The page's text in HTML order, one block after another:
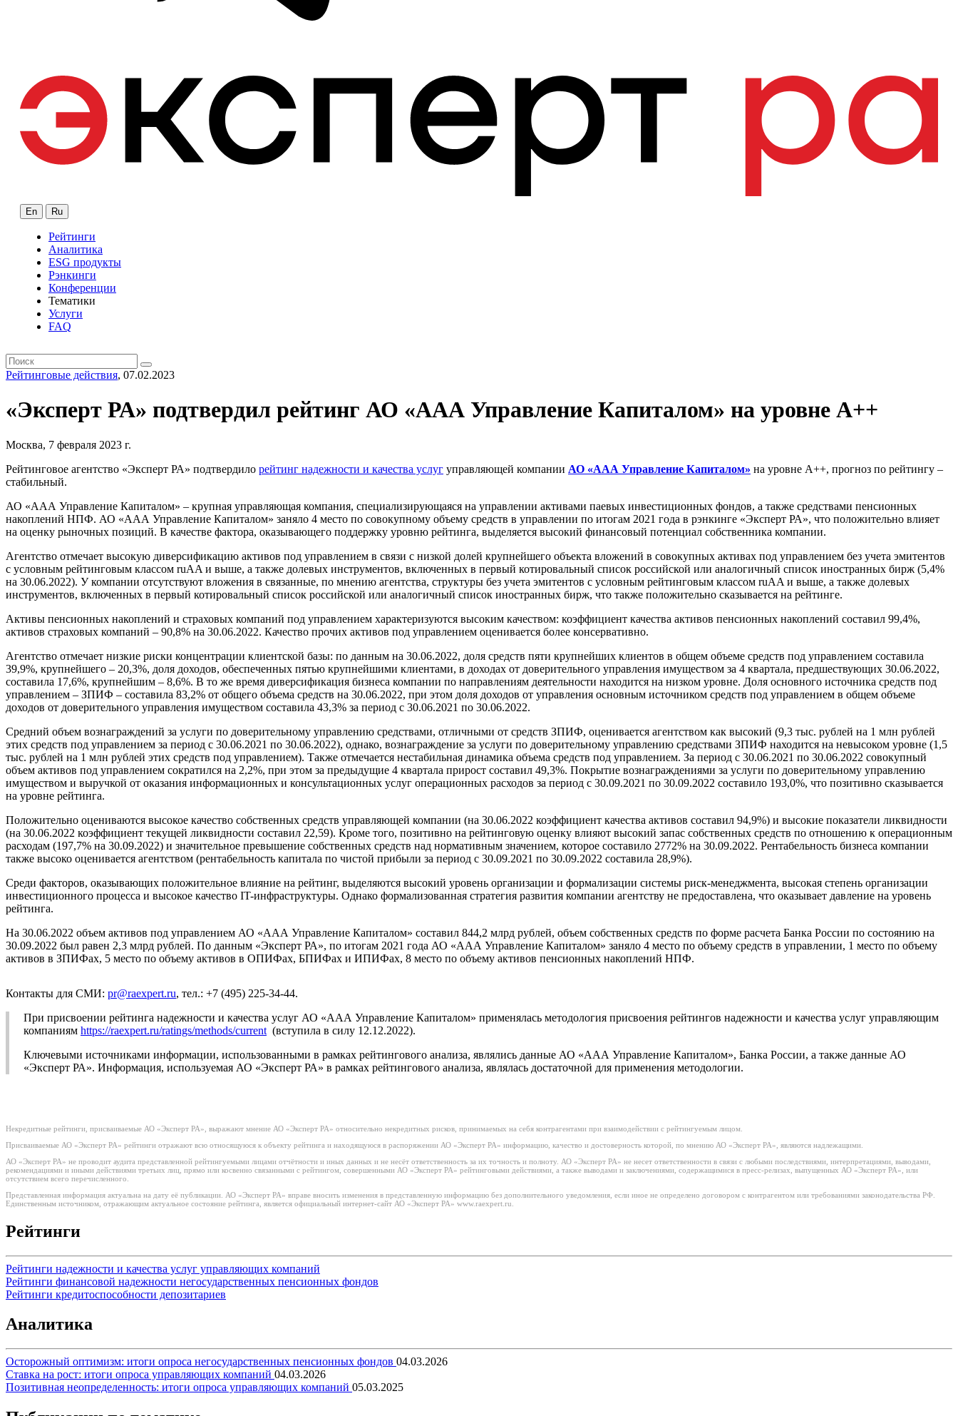
En Ru
Рейтинги
Аналитика
ESG продукты
Рэнкинги
Конференции
Тематики
Услуги
FAQ
Рейтинговые действия, 07.02.2023
«Эксперт РА» подтвердил рейтинг АО «ААА Управление Капиталом» на уровне А++
Москва, 7 февраля 2023 г.
Рейтинговое агентство «Эксперт РА» подтвердило рейтинг надежности и качества услуг управляющей компании АО «ААА Управление Капиталом» на уровне А++, прогноз по рейтингу –
стабильный.
АО «ААА Управление Капиталом» – крупная управляющая компания, специализирующаяся на управлении активами паевых инвестиционных фондов, а также средствами пенсионных
накоплений НПФ. АО «ААА Управление Капиталом» заняло 4 место по совокупному объему средств в управлении по итогам 2021 года в рэнкинге «Эксперт РА», что положительно влияет
на оценку рыночных позиций. В качестве фактора, оказывающего поддержку уровню рейтинга, выделяется высокий финансовый потенциал собственника компании.
Агентство отмечает высокую диверсификацию активов под управлением в связи с низкой долей крупнейшего объекта вложений в совокупных активах под управлением без учета эмитентов
с условным рейтинговым классом ruAA и выше, а также долевых инструментов, включенных в первый котировальный список российской или аналогичный список иностранных бирж (5,4%
на 30.06.2022). У компании отсутствуют вложения в связанные, по мнению агентства, структуры без учета эмитентов с условным рейтинговым классом ruAA и выше, а также долевых
инструментов, включенных в первый котировальный список российской или аналогичный список иностранных бирж, что также положительно сказывается на рейтинге.
Активы пенсионных накоплений и страховых компаний под управлением характеризуются высоким качеством: коэффициент качества активов пенсионных накоплений составил 99,4%,
активов страховых компаний – 90,8% на 30.06.2022. Качество прочих активов под управлением оценивается более консервативно.
Агентство отмечает низкие риски концентрации клиентской базы: по данным на 30.06.2022, доля средств пяти крупнейших клиентов в общем объеме средств под управлением составила
39,9%, крупнейшего ­– 20,3%, доля доходов, обеспеченных пятью крупнейшими клиентами, в доходах от доверительного управления имуществом за 4 квартала, предшествующих 30.06.2022,
составила 17,6%, крупнейшим – 8,6%. В то же время диверсификация бизнеса компании по направлениям деятельности находится на низком уровне. Доля основного источника средств под
управлением – ЗПИФ – составила 83,2% от общего объема средств на 30.06.2022, при этом доля доходов от управления основным источником средств под управлением в общем объеме
доходов от доверительного управления имуществом составила 43,3% за период с 30.06.2021 по 30.06.2022.
Средний объем вознаграждений за услуги по доверительному управлению средствами, отличными от средств ЗПИФ, оценивается агентством как высокий (9,3 тыс. рублей на 1 млн рублей
этих средств под управлением за период с 30.06.2021 по 30.06.2022), однако, вознаграждение за услуги по доверительному управлению средствами ЗПИФ находится на невысоком уровне (1,5
тыс. рублей на 1 млн рублей этих средств под управлением). Также отмечается нестабильная динамика объема средств под управлением. За период с 30.06.2021 по 30.06.2022 совокупный
объем активов под управлением сократился на 2,2%, при этом за предыдущие 4 квартала прирост составил 49,3%. Покрытие вознаграждениями за услуги по доверительному управлению
имуществом и выручкой от оказания информационных и консультационных услуг операционных расходов за период с 30.09.2021 по 30.09.2022 составило 193,0%, что позитивно сказывается
на уровне рейтинга.
Положительно оцениваются высокое качество собственных средств управляющей компании (на 30.06.2022 коэффициент качества активов составил 94,9%) и высокие показатели ликвидности
(на 30.06.2022 коэффициент текущей ликвидности составил 22,59). Кроме того, позитивно на рейтинговую оценку влияют высокий запас собственных средств по отношению к операционным
расходам (197,7% на 30.09.2022) и значительное превышение собственных средств над нормативным значением, которое составило 2772% на 30.09.2022. Рентабельность бизнеса компании
также высоко оценивается агентством (рентабельность капитала по чистой прибыли за период с 30.09.2021 по 30.09.2022 составила 28,9%).
Среди факторов, оказывающих положительное влияние на рейтинг, выделяются высокий уровень организации и формализации системы риск-менеджмента, высокая степень организации
инвестиционного процесса и высокое качество IT-инфраструктуры. Однако формализованная стратегия развития компании агентству не предоставлена, что оказывает давление на уровень
рейтинга.
На 30.06.2022 объем активов под управлением АО «ААА Управление Капиталом» составил 844,2 млрд рублей, объем собственных средств по форме расчета Банка России по состоянию на
30.09.2022 был равен 2,3 млрд рублей. По данным «Эксперт РА», по итогам 2021 года АО «ААА Управление Капиталом» заняло 4 место по объему средств в управлении, 1 место по объему
активов в ЗПИФах, 5 место по объему активов в ОПИФах, БПИФах и ИПИФах, 8 место по объему активов пенсионных накоплений НПФ.
Контакты для СМИ: pr@raexpert.ru, тел.: +7 (495) 225-34-44.
При присвоении рейтинга надежности и качества услуг АО «ААА Управление Капиталом» применялась методология присвоения рейтингов надежности и качества услуг управляющим
компаниям https://raexpert.ru/ratings/methods/current (вступила в силу 12.12.2022).
Ключевыми источниками информации, использованными в рамках рейтингового анализа, являлись данные АО «ААА Управление Капиталом», Банка России, а также данные АО
«Эксперт РА». Информация, используемая АО «Эксперт РА» в рамках рейтингового анализа, являлась достаточной для применения методологии.
Некредитные рейтинги, присваиваемые АО «Эксперт РА», выражают мнение АО «Эксперт РА» относительно некредитных рисков, принимаемых на себя контрагентами при взаимодействии с рейтингуемым лицом.
Присваиваемые АО «Эксперт РА» рейтинги отражают всю относящуюся к объекту рейтинга и находящуюся в распоряжении АО «Эксперт РА» информацию, качество и достоверность которой, по мнению АО «Эксперт РА», являются надлежащими.
АО «Эксперт РА» не проводит аудита представленной рейтингуемыми лицами отчётности и иных данных и не несёт ответственность за их точность и полноту. АО «Эксперт РА» не несет ответственности в связи с любыми последствиями, интерпретациями, выводами,
рекомендациями и иными действиями третьих лиц, прямо или косвенно связанными с рейтингом, совершенными АО «Эксперт РА» рейтинговыми действиями, а также выводами и заключениями, содержащимися в пресс-релизах, выпущенных АО «Эксперт РА», или
отсутствием всего перечисленного.
Представленная информация актуальна на дату её публикации. АО «Эксперт РА» вправе вносить изменения в представленную информацию без дополнительного уведомления, если иное не определено договором с контрагентом или требованиями законодательства РФ.
Единственным источником, отражающим актуальное состояние рейтинга, является официальный интернет-сайт АО «Эксперт РА» www.raexpert.ru.
Рейтинги
Рейтинги надежности и качества услуг управляющих компаний
Рейтинги финансовой надежности негосударственных пенсионных фондов
Рейтинги кредитоспособности депозитариев
Аналитика
Осторожный оптимизм: итоги опроса негосударственных пенсионных фондов 04.03.2026
Ставка на рост: итоги опроса управляющих компаний 04.03.2026
Позитивная неопределенность: итоги опроса управляющих компаний 05.03.2025